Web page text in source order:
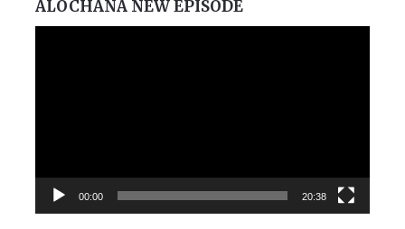
ALOCHANA NEW EPISODE
00:00 20:38